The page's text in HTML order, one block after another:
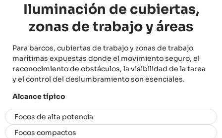
Iluminación de cubiertas,
zonas de trabajo y áreas
Para barcos, cubiertas de trabajo y zonas de trabajo
marítimas expuestas donde el movimiento seguro, el
reconocimiento de obstáculos, la visibilidad de la tarea
y el control del deslumbramiento son esenciales.
Alcance típico
Focos de alta potencia
Focos compactos